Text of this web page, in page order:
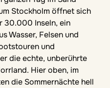
Stockholm öffnet sich
30.000 Inseln, ein
Wasser, Felsen und
und
die echte, unberührte
Hier oben, im
die Sommernächte hell